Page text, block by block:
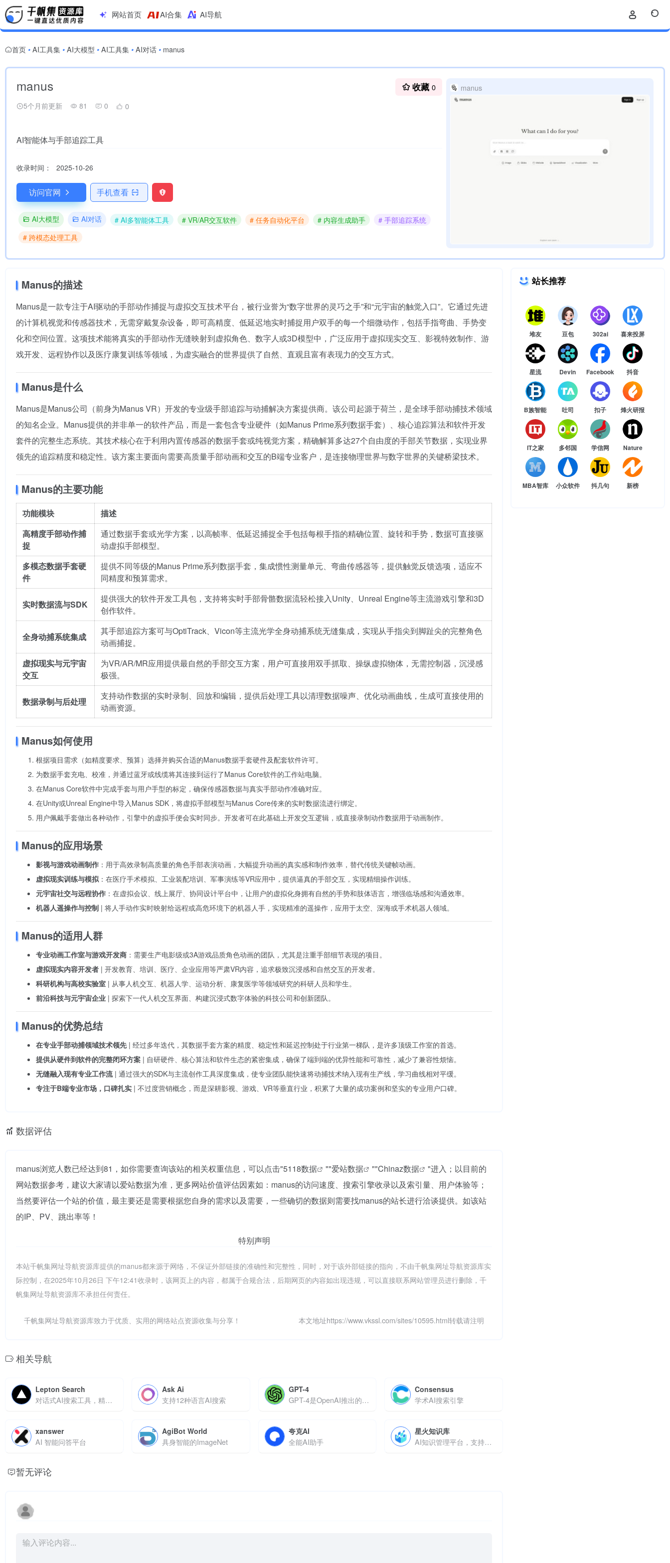
网站首页 AI合集 AI导航
首页 • AI工具集 • AI大模型 • AI工具集 • AI对话 • manus
manus
5个月前更新 81 0 0
收藏 0
AI智能体与手部追踪工具
收录时间： 2025-10-26
访问官网 手机查看
AI大模型 AI对话 # AI多智能体工具 # VR/AR交互软件 # 任务自动化平台 # 内容生成助手
# 手部追踪系统
# 跨模态处理工具
manus
Manus的描述
Manus是一款专注于AI驱动的手部动作捕捉与虚拟交互技术平台，被行业誉为“数字世界的灵巧之手”和“元宇宙的触觉入口”。它通过先进
的计算机视觉和传感器技术，无需穿戴复杂设备，即可高精度、低延迟地实时捕捉用户双手的每一个细微动作，包括手指弯曲、手势变
化和空间位置。这项技术能将真实的手部动作无缝映射到虚拟角色、数字人或3D模型中，广泛应用于虚拟现实交互、影视特效制作、游
戏开发、远程协作以及医疗康复训练等领域，为虚实融合的世界提供了自然、直观且富有表现力的交互方式。
Manus是什么
Manus是Manus公司（前身为Manus VR）开发的专业级手部追踪与动捕解决方案提供商。该公司起源于荷兰，是全球手部动捕技术领域
的知名企业。Manus提供的并非单一的软件产品，而是一套包含专业硬件（如Manus Prime系列数据手套）、核心追踪算法和软件开发
套件的完整生态系统。其技术核心在于利用内置传感器的数据手套或纯视觉方案，精确解算多达27个自由度的手部关节数据，实现业界
领先的追踪精度和稳定性。该方案主要面向需要高质量手部动画和交互的B端专业客户，是连接物理世界与数字世界的关键桥梁技术。
Manus的主要功能
功能模块
描述
高精度手部动作捕
捉
通过数据手套或光学方案，以高帧率、低延迟捕捉全手包括每根手指的精确位置、旋转和手势，数据可直接驱
动虚拟手部模型。
多模态数据手套硬
件
提供不同等级的Manus Prime系列数据手套，集成惯性测量单元、弯曲传感器等，提供触觉反馈选项，适应不
同精度和预算需求。
实时数据流与SDK
提供强大的软件开发工具包，支持将实时手部骨骼数据流轻松接入Unity、Unreal Engine等主流游戏引擎和3D
创作软件。
全身动捕系统集成
其手部追踪方案可与OptiTrack、Vicon等主流光学全身动捕系统无缝集成，实现从手指尖到脚趾尖的完整角色
动画捕捉。
虚拟现实与元宇宙
交互
为VR/AR/MR应用提供最自然的手部交互方案，用户可直接用双手抓取、操纵虚拟物体，无需控制器，沉浸感
极强。
数据录制与后处理
支持动作数据的实时录制、回放和编辑，提供后处理工具以清理数据噪声、优化动画曲线，生成可直接使用的
动画资源。
Manus如何使用
根据项目需求（如精度要求、预算）选择并购买合适的Manus数据手套硬件及配套软件许可。
为数据手套充电、校准，并通过蓝牙或线缆将其连接到运行了Manus Core软件的工作站电脑。
在Manus Core软件中完成手套与用户手型的标定，确保传感器数据与真实手部动作准确对应。
在Unity或Unreal Engine中导入Manus SDK，将虚拟手部模型与Manus Core传来的实时数据流进行绑定。
用户佩戴手套做出各种动作，引擎中的虚拟手便会实时同步。开发者可在此基础上开发交互逻辑，或直接录制动作数据用于动画制作。
Manus的应用场景
影视与游戏动画制作 ：用于高效录制高质量的角色手部表演动画，大幅提升动画的真实感和制作效率，替代传统关键帧动画。
虚拟现实训练与模拟 ：在医疗手术模拟、工业装配培训、军事演练等VR应用中，提供逼真的手部交互，实现精细操作训练。
元宇宙社交与远程协作 ：在虚拟会议、线上展厅、协同设计平台中，让用户的虚拟化身拥有自然的手势和肢体语言，增强临场感和沟通效率。
机器人遥操作与控制 | 将人手动作实时映射给远程或高危环境下的机器人手，实现精准的遥操作，应用于太空、深海或手术机器人领域。
Manus的适用人群
专业动画工作室与游戏开发商 ：需要生产电影级或3A游戏品质角色动画的团队，尤其是注重手部细节表现的项目。
虚拟现实内容开发者 | 开发教育、培训、医疗、企业应用等严肃VR内容，追求极致沉浸感和自然交互的开发者。
科研机构与高校实验室 | 从事人机交互、机器人学、运动分析、康复医学等领域研究的科研人员和学生。
前沿科技与元宇宙企业 | 探索下一代人机交互界面、构建沉浸式数字体验的科技公司和创新团队。
Manus的优势总结
在专业手部动捕领域技术领先 | 经过多年迭代，其数据手套方案的精度、稳定性和延迟控制处于行业第一梯队，是许多顶级工作室的首选。
提供从硬件到软件的完整闭环方案 | 自研硬件、核心算法和软件生态的紧密集成，确保了端到端的优异性能和可靠性，减少了兼容性烦恼。
无缝融入现有专业工作流| 通过强大的SDK与主流创作工具深度集成，使专业团队能快速将动捕技术纳入现有生产线，学习曲线相对平缓。
专注于B端专业市场，口碑扎实 | 不过度营销概念，而是深耕影视、游戏、VR等垂直行业，积累了大量的成功案例和坚实的专业用户口碑。
数据评估
manus浏览人数已经达到81，如你需要查询该站的相关权重信息，可以点击"5118数据 ""爱站数据 ""Chinaz数据
"进入；以目前的
网站数据参考，建议大家请以爱站数据为准，更多网站价值评估因素如：manus的访问速度、搜索引擎收录以及索引量、用户体验等；
当然要评估一个站的价值，最主要还是需要根据您自身的需求以及需要，一些确切的数据则需要找manus的站长进行洽谈提供。如该站
的IP、PV、跳出率等！
特别声明
本站千帆集网址导航资源库提供的manus都来源于网络，不保证外部链接的准确性和完整性，同时，对于该外部链接的指向，不由千帆集网址导航资源库实
际控制，在2025年10月26日 下午12:41收录时，该网页上的内容，都属于合规合法，后期网页的内容如出现违规，可以直接联系网站管理员进行删除，千
帆集网址导航资源库不承担任何责任。
千帆集网址导航资源库致力于优质、实用的网络站点资源收集与分享！ 本文地址https://www.vkssl.com/sites/10595.html转载请注明
相关导航
Lepton Search
对话式AI搜索工具，精准解答问题并整合多源信息
Ask Ai
支持12种语言AI搜索
GPT-4
GPT-4是OpenAI推出的多模态大型语言模型
Consensus
学术AI搜索引擎
xanswer
AI 智能问答平台
AgiBot World
具身智能的ImageNet
夸克AI
全能AI助手
星火知识库
AI知识管理平台，支持文档问答与原文定位
暂无评论
站长推荐
堆友 豆包 302ai 喜来投屏
星流 Devin Facebook 抖音
B族智能 吐司 扣子 烽火研报
IT之家 多邻国 学信网 Nature
MBA智库 小众软件 抖几句 新榜